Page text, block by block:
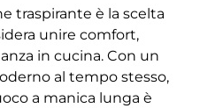
traspirante è la scelta
unire comfort,
in cucina. Con un
al tempo stesso,
a manica lunga è